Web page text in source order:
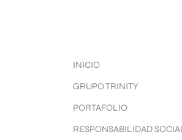
INICIO
GRUPO TRINITY
PORTAFOLIO
RESPONSABILIDAD